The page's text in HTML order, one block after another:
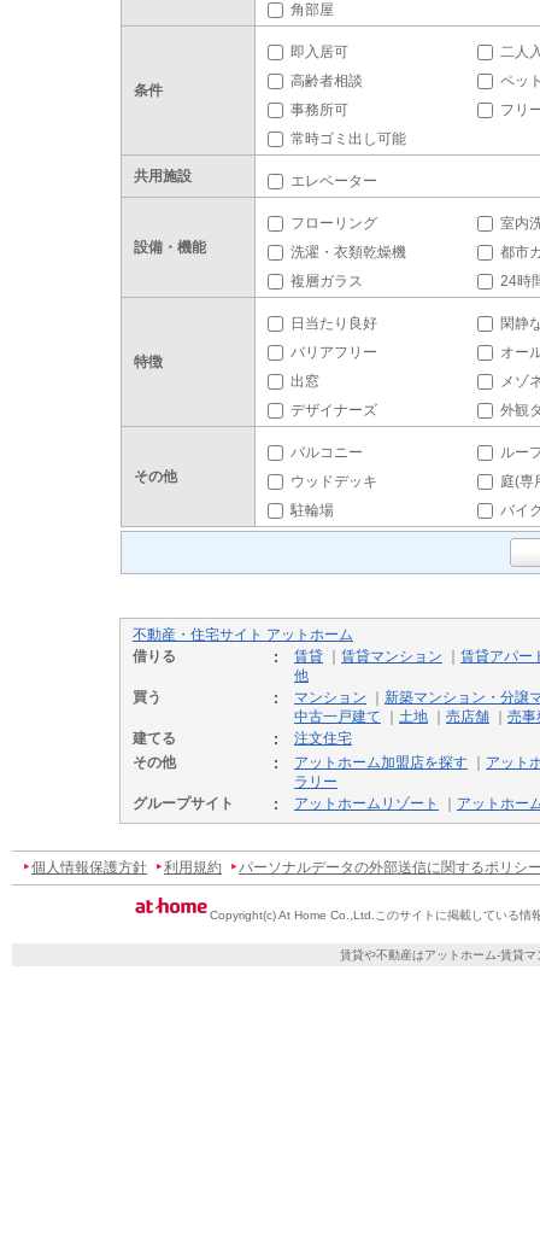
角部屋
条件
即入居可
二人
高齢者相談
ペッ
事務所可
フリ
常時ゴミ出し可能
共用施設 エレベーター
設備・機能
フローリング
室内
洗濯・衣類乾燥機
都市
複層ガラス
24時
特徴
日当たり良好
閑静
バリアフリー
オー
出窓
メゾ
デザイナーズ
外観
その他
バルコニー
ルー
ウッドデッキ
庭(専
駐輪場
バイ
不動産・住宅サイト アットホーム
借りる
賃貸 賃貸マンション
賃貸アパー
他
買う
マンション
新築マンション・分譲
中古一戸建て
土地 売店舗
売事
建てる
注文住宅
その他
アットホーム加盟店を探す
アット
ラリー
グループサイト
アットホームリゾート アットホー
個人情報保護方針 利用規約 パーソナルデータの外部送信に関するポリシ
Copyright(c) At Home Co.,Ltd. このサイトに掲載している情
賃貸や不動産はアットホーム-賃貸